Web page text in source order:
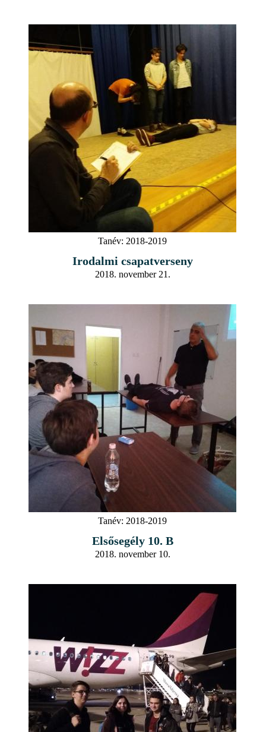
Tanév: 2018-2019
Irodalmi csapatverseny
2018. november 21.
Tanév: 2018-2019
Elsősegély 10. B
2018. november 10.